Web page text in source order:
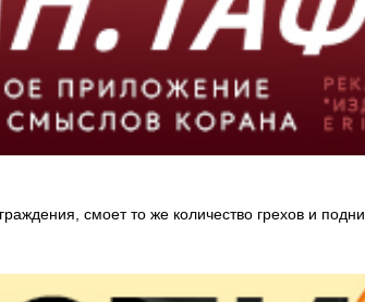
смоет то же количество грехов и